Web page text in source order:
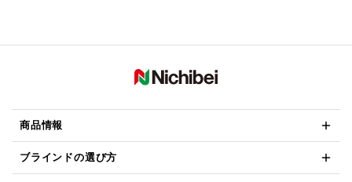
商品情報
ブラインドの選び方